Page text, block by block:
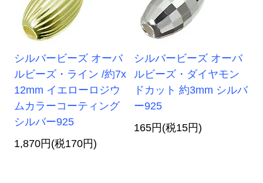
シルバービーズ オーバ
ルビーズ・ライン /約7x
12mm イエローロジウ
ムカラーコーティング
シルバー925
1,870円(税170円)
シルバービーズ オーバ
ルビーズ・ダイヤモン
ドカット 約3mm シルバ
ー925
165円(税15円)